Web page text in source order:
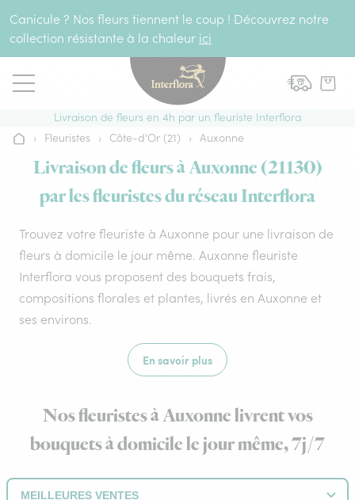
Canicule ? Nos fleurs tiennent le coup ! Découvrez notre
collection résistante à la chaleur ici
Livraison de fleurs en 4h par un fleuriste Interflora
Accueil
› Fleuristes › Côte-d'Or (21) › Auxonne
Livraison de fleurs à Auxonne (21130)
par les fleuristes du réseau Interflora
Trouvez votre fleuriste à Auxonne pour une livraison de
fleurs à domicile le jour même. Auxonne fleuriste
Interflora vous proposent des bouquets frais,
compositions florales et plantes, livrés en Auxonne et
ses environs.
En savoir plus
Nos fleuristes à Auxonne livrent vos
bouquets à domicile le jour même, 7j/7